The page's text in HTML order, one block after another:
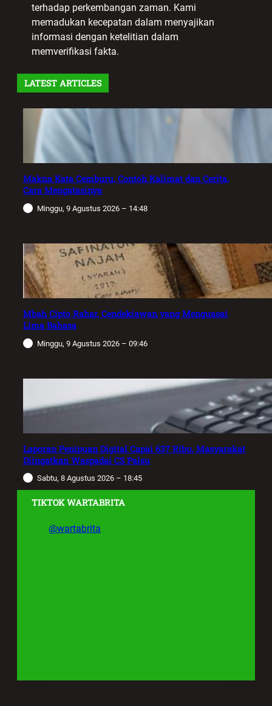
terhadap perkembangan zaman. Kami
memadukan kecepatan dalam menyajikan
informasi dengan ketelitian dalam
memverifikasi fakta.
LATEST ARTICLES
Makna Kata Cemburu, Contoh Kalimat dan Cerita,
Cara Mengatasinya
Minggu, 9 Agustus 2026 – 14:48
Mbah Cipto Rahar, Cendekiawan yang Menguasai
Lima Bahasa
Minggu, 9 Agustus 2026 – 09:46
Laporan Penipuan Digital Capai 637 Ribu, Masyarakat
Diingatkan Waspadai CS Palsu
Sabtu, 8 Agustus 2026 – 18:45
TIKTOK WARTABRITA
@wartabrita